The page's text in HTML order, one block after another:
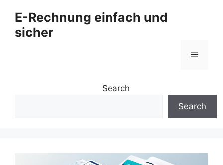
Inhalt
springen
E-Rechnung einfach und
sicher
Menü
Search
Search